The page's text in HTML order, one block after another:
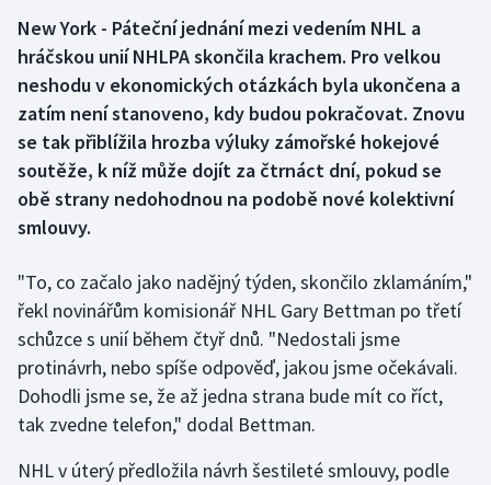
Boby a skeleton
Box
Curling
Dostihy
Futsal
Golf
Gymnastika
Házená
AZ kvíz
New York - Páteční jednání mezi vedením NHL a
hráčskou unií NHLPA skončila krachem. Pro velkou
neshodu v ekonomických otázkách byla ukončena a
zatím není stanoveno, kdy budou pokračovat. Znovu
se tak přiblížila hrozba výluky zámořské hokejové
soutěže, k níž může dojít za čtrnáct dní, pokud se
obě strany nedohodnou na podobě nové kolektivní
smlouvy.
"To, co začalo jako nadějný týden, skončilo zklamáním,"
řekl novinářům komisionář NHL Gary Bettman po třetí
schůzce s unií během čtyř dnů. "Nedostali jsme
protinávrh, nebo spíše odpověď, jakou jsme očekávali.
Dohodli jsme se, že až jedna strana bude mít co říct,
tak zvedne telefon," dodal Bettman.
NHL v úterý předložila návrh šestileté smlouvy, podle